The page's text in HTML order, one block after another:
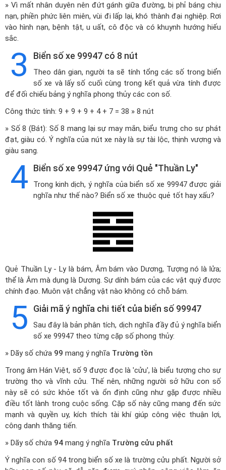
» Vì mất nhân duyên nên đứt gánh giữa đường, bị phỉ báng chịu
nạn, phiền phức liên miên, vùi đi lấp lại, khó thành đại nghiệp. Rơi
vào hình nạn, bệnh tật, u uất, cô độc và có khuynh hướng hiếu
sắc.
3 Biển số xe 99947 có 8 nút
Theo dân gian, người ta sẽ tính tổng các số trong biển
số xe và lấy số cuối cùng trong kết quả vừa tính được
để đối chiếu bảng ý nghĩa phong thủy các con số.
Công thức tính: 9 + 9 + 9 + 4 + 7 = 38 » 8 nút
» Số 8 (Bát): Số 8 mang lại sự may mắn, biểu trưng cho sự phát
đạt, giàu có. Ý nghĩa của nút xe này là sự tài lộc, thịnh vượng và
giàu sang.
4 Biển số xe 99947 ứng với Quẻ "Thuần Ly"
Trong kinh dịch, ý nghĩa của biển số xe 99947 được giải
nghĩa như thế nào? Biển số xe thuộc quẻ tốt hay xấu?
Quẻ Thuần Ly - Ly là bám, Âm bám vào Dương, Tượng nó là lửa;
thể là Âm mà dụng là Dương. Sự dính bám của các vật quý được
chính đạo. Muôn vật chẳng vật nào không có chỗ bám.
5 Giải mã ý nghĩa chi tiết của biển số 99947
Sau đây là bản phân tích, dịch nghĩa đầy đủ ý nghĩa biển
số xe 99947 theo từng cặp số phong thủy:
» Dãy số chứa 99 mang ý nghĩa Trường tồn
Trong âm Hán Việt, số 9 được đọc là 'cửu', là biểu tượng cho sự
trường thọ và vĩnh cửu. Thế nên, những người sở hữu con số
này sẽ có sức khỏe tốt và ổn định cũng như gặp được nhiều
điều tốt lành trong cuộc sống. Cặp số này cũng mang đến sức
mạnh và quyền uy, kích thích tài khí giúp công việc thuận lợi,
công danh thăng tiến.
» Dãy số chứa 94 mang ý nghĩa Trường cửu phất
Ý nghĩa con số 94 trong biển số xe là trường cửu phất. Người sở